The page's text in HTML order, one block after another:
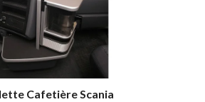
Cafetière Scania